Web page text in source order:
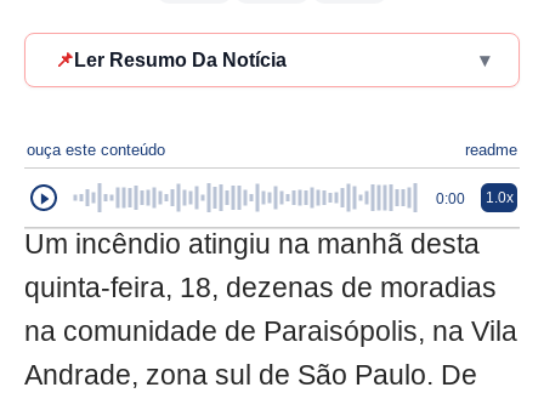
📌 Ler Resumo Da Notícia ▾
ouça este conteúdo readme
0:00 1.0x
Um incêndio atingiu na manhã desta
quinta-feira, 18, dezenas de moradias
na comunidade de Paraisópolis, na Vila
Andrade, zona sul de São Paulo. De